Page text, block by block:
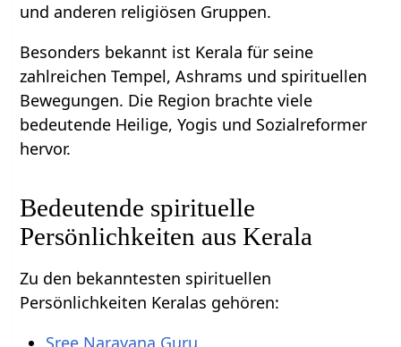
und anderen religiösen Gruppen.
Besonders bekannt ist Kerala für seine
zahlreichen Tempel, Ashrams und spirituellen
Bewegungen. Die Region brachte viele
bedeutende Heilige, Yogis und Sozialreformer
hervor.
Bedeutende spirituelle
Persönlichkeiten aus Kerala
Zu den bekanntesten spirituellen
Persönlichkeiten Keralas gehören: